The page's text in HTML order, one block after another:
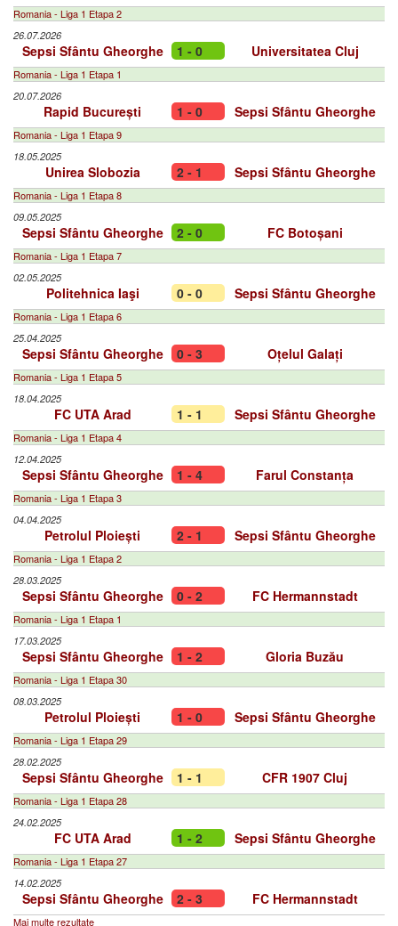
Romania - Liga 1 Etapa 2
26.07.2026
Sepsi Sfântu Gheorghe 1 - 0 Universitatea Cluj
Romania - Liga 1 Etapa 1
20.07.2026
Rapid București 1 - 0 Sepsi Sfântu Gheorghe
Romania - Liga 1 Etapa 9
18.05.2025
Unirea Slobozia 2 - 1 Sepsi Sfântu Gheorghe
Romania - Liga 1 Etapa 8
09.05.2025
Sepsi Sfântu Gheorghe 2 - 0 FC Botoșani
Romania - Liga 1 Etapa 7
02.05.2025
Politehnica Iaşi 0 - 0 Sepsi Sfântu Gheorghe
Romania - Liga 1 Etapa 6
25.04.2025
Sepsi Sfântu Gheorghe 0 - 3 Oțelul Galați
Romania - Liga 1 Etapa 5
18.04.2025
FC UTA Arad 1 - 1 Sepsi Sfântu Gheorghe
Romania - Liga 1 Etapa 4
12.04.2025
Sepsi Sfântu Gheorghe 1 - 4 Farul Constanța
Romania - Liga 1 Etapa 3
04.04.2025
Petrolul Ploiești 2 - 1 Sepsi Sfântu Gheorghe
Romania - Liga 1 Etapa 2
28.03.2025
Sepsi Sfântu Gheorghe 0 - 2 FC Hermannstadt
Romania - Liga 1 Etapa 1
17.03.2025
Sepsi Sfântu Gheorghe 1 - 2 Gloria Buzău
Romania - Liga 1 Etapa 30
08.03.2025
Petrolul Ploiești 1 - 0 Sepsi Sfântu Gheorghe
Romania - Liga 1 Etapa 29
28.02.2025
Sepsi Sfântu Gheorghe 1 - 1 CFR 1907 Cluj
Romania - Liga 1 Etapa 28
24.02.2025
FC UTA Arad 1 - 2 Sepsi Sfântu Gheorghe
Romania - Liga 1 Etapa 27
14.02.2025
Sepsi Sfântu Gheorghe 2 - 3 FC Hermannstadt
Mai multe rezultate